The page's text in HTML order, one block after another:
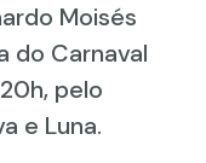
Moisés
do Carnaval
pelo
e Luna.